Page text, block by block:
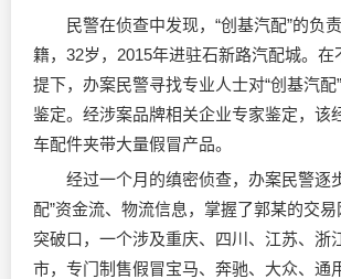
民警在侦查中发现，“创基汽配”的负
籍，32岁，2015年进驻石新路汽配城。在
提下，办案民警寻找专业人士对“创基汽配
鉴定。经涉案品牌相关企业专家鉴定，该
车配件夹带大量假冒产品。
经过一个月的缜密侦查，办案民警逐
配”资金流、物流信息，掌握了郭某的交
突破口，一个涉及重庆、四川、江苏、浙
市，专门制售假冒宝马、奔驰、大众、通